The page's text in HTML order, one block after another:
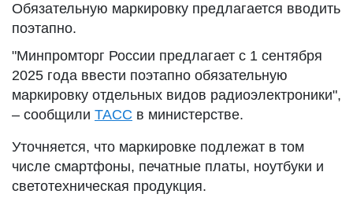
Обязательную маркировку предлагается вводить
поэтапно.
"Минпромторг России предлагает с 1 сентября
2025 года ввести поэтапно обязательную
маркировку отдельных видов радиоэлектроники",
– сообщили ТАСС в министерстве.
Уточняется, что маркировке подлежат в том
числе смартфоны, печатные платы, ноутбуки и
светотехническая продукция.